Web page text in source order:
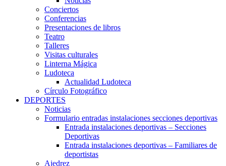
Conciertos
Conferencias
Presentaciones de libros
Teatro
Talleres
Visitas culturales
Linterna Mágica
Ludoteca
Actualidad Ludoteca
Círculo Fotográfico
DEPORTES
Noticias
Formulario entradas instalaciones secciones deportivas
Entrada instalaciones deportivas – Secciones
Deportivas
Entrada instalaciones deportivas – Familiares de
deportistas
Ajedrez